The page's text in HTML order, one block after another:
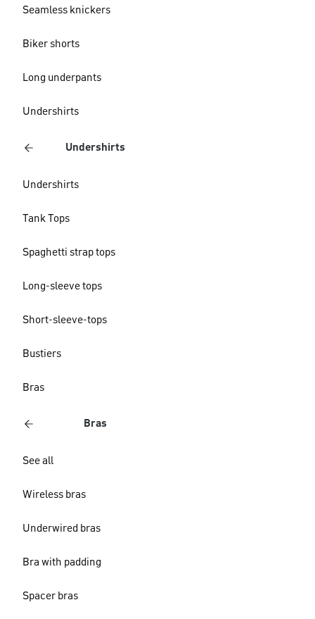
Seamless knickers
Biker shorts
Long underpants
Undershirts
Undershirts
Undershirts
Tank Tops
Spaghetti strap tops
Long-sleeve tops
Short-sleeve-tops
Bustiers
Bras
Bras
See all
Wireless bras
Underwired bras
Bra with padding
Spacer bras